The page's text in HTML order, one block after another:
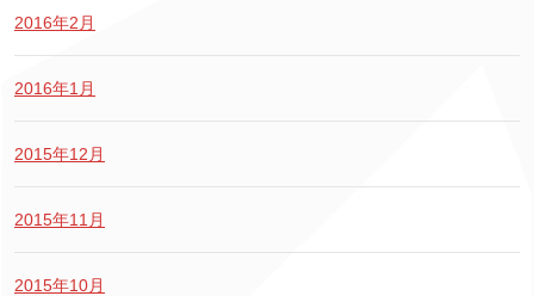
2016年2月
2016年1月
2015年12月
2015年11月
2015年10月